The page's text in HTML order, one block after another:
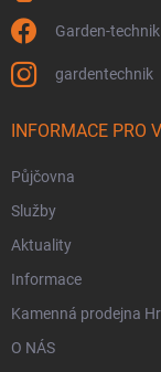
Garden-technik
gardentechnik
INFORMACE PRO
Půjčovna
Služby
Aktuality
Informace
Kamenná prodejna
O NÁS